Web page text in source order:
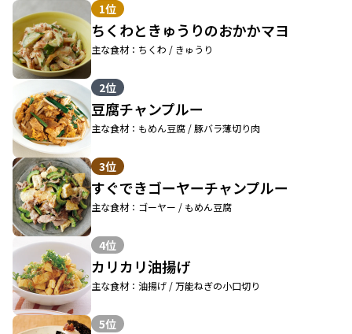
1位
ちくわときゅうりのおかかマヨ
主な食材：ちくわ / きゅうり
2位
豆腐チャンプルー
主な食材：もめん豆腐 / 豚バラ薄切り肉
3位
すぐできゴーヤーチャンプルー
主な食材：ゴーヤー / もめん豆腐
4位
カリカリ油揚げ
主な食材：油揚げ / 万能ねぎの小口切り
5位